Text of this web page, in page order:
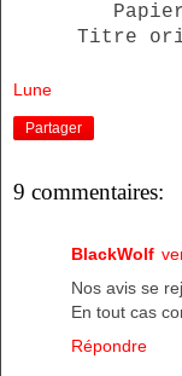
Titre
Lune
Partager
9 commentaires:
BlackWolf
Nos avis se
En tout cas
Répondre